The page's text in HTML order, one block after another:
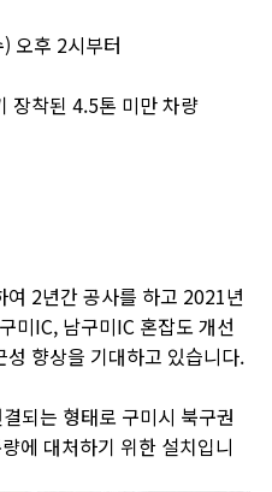
오후 2시부터
장착된 4.5톤 미만 차량
2년간 공사를 하고 2021년
미IC, 남구미IC 혼잡도 개선
향상을 기대하고 있습니다.
되는 형태로 구미시 북구권
에 대처하기 위한 설치입니